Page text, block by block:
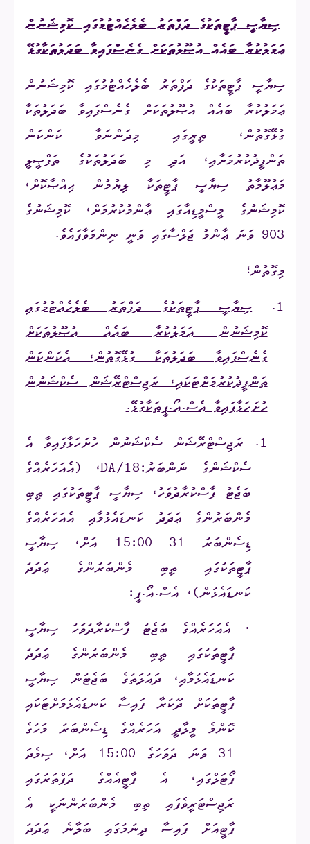
ސިޔާސީ ޕާޓީތަކުގެ ދަފްތަރު ބެލެހެއްޓުމުގައި ކޮމިޝަނުން
ޢަމަލުކުރާ ބައެއް އުޞޫލުތަކަށް ގެނެސްފައިވާ ބަދަލުތަކާގުޅޭ
ސިޔާސީ ޕާޓީތަކުގެ ދަފްތަރު ބެލެހެއްޓުމުގައި ކޮމިޝަނުން
ޢަމަލުކުރާ ބައެއް އުޞޫލުތަކަށް ގެނެސްފައިވާ ބަދަލުތަކާ
ގުޅޭގޮތުން، ތިރީގައި މިދަންނަވާ ކަންކަން
ތަންފީޛުކުރުމަށާއި، އަދި މި ބަދަލުތަކުގެ ތަފްޞީލީ
މަޢުލޫމާތު ސިޔާސީ ޕާޓީތަކާ ލިޔުމުން ޙިއްޞާކޮށް،
ކޮމިޝަނުގެ މީސްމީޑިއާގައި ޢާންމުކުރުމަށް، ކޮމިޝަނުގެ
903 ވަނަ ޢާންމު ޖަލްސާގައި ވަނީ ނިންމަވާފައެވެ.
މިގޮތުން؛
1.
ސިޔާސީ ޕާޓީތަކުގެ ދަފްތަރު ބެލެހެއްޓުމުގައި
ކޮމިޝަނުން ޢަމަލުކުރާ ބައެއް އުޞޫލުތަކަށް
ގެނެސްފައިވާ ބަދަލުތަކާ ގުޅޭގޮތުން، އެކަންކަން
ތަންފީޛުކުރުމަށްޓަކައި، ރަޖިސްޓްރޭޝަން ސެކްޝަނުން
ހުށަހަޅާފައިވާ އެސް.އޯ.ޕީތަކާގުޅޭ.
1.
ރަޖިސްޓްރޭޝަން ސެކްޝަނުން ހުށަހަޅާފައިވާ އެ
ސެކްޝަންގެ ނަންބަރު:DA/18، (އެއަހަރެއްގެ
ބަޖެޓު ފާސްކުރާދުވަހު، ސިޔާސީ ޕާޓީތަކުގައި ތިބި
މެންބަރުންގެ ޢަދަދު ކަނޑައެޅުމާއި އެއަހަރެއްގެ
ޑިސެންބަރު 31 15:00 އަށް، ސިޔާސީ
ޕާޓީތަކުގައި ތިބި މެންބަރުންގެ ޢަދަދު
ކަނޑައެޅުން)، އެސް.އޯ.ޕީ:
· އެއަހަރެއްގެ ބަޖެޓު ފާސްކުރާދުވަހު ސިޔާސީ
ޕާޓީތަކުގައި ތިބި މެންބަރުންގެ ޢަދަދު
ކަނޑައެޅުމާއި، ދައުލަތުގެ ބަޖެޓުން ސިޔާސީ
ޕާޓީތަކަށް ދޫކުރާ ފައިސާ ކަނޑައެޅުމަށްޓަކައި
ކޮންމެ މީލާދީ އަހަރެއްގެ ޑިސެންބަރު މަހުގެ
31 ވަނަ ދުވަހުގެ 15:00 އަށް، ސިމެދަ
ޕޯޓަލްގައި، އެ ޕާޓީއެއްގެ ދަފްތަރުގައި
ރަޖިސްޓަރީވެފައި ތިބި މެންބަރުންނަކީ އެ
ޕާޓީއަށް ފައިސާ ދިނުމުގައި ބަލާނެ ޢަދަދު